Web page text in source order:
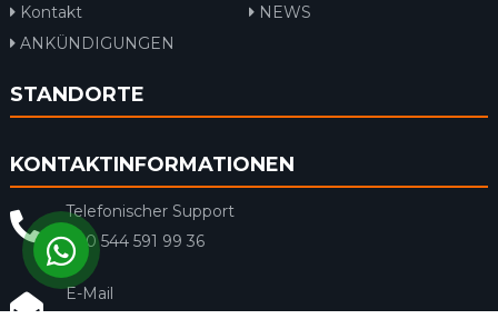
Kontakt
NEWS
ANKÜNDIGUNGEN
STANDORTE
KONTAKTINFORMATIONEN
Telefonischer Support
+90 544 591 99 36
E-Mail